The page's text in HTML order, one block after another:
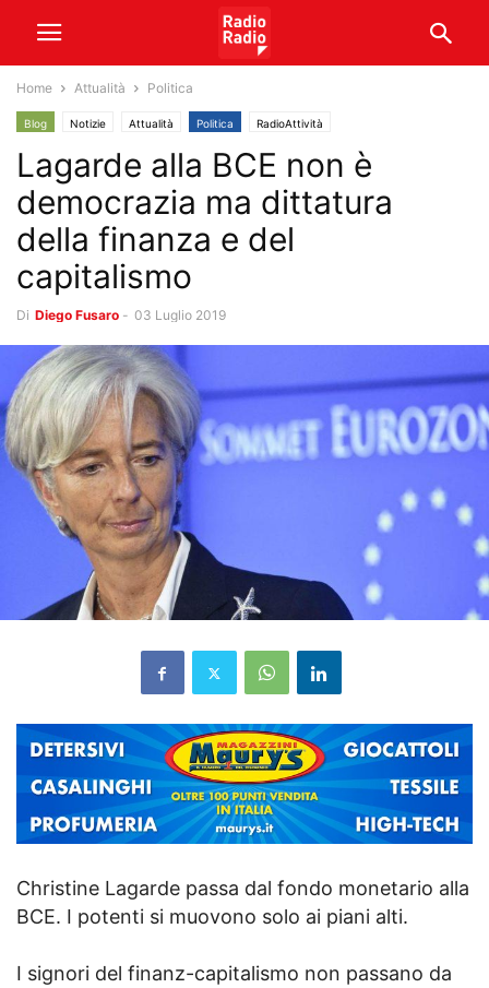
Home Attualità Politica
Blog Notizie Attualità Politica RadioAttività
Lagarde alla BCE non è
democrazia ma dittatura
della finanza e del
capitalismo
Di Diego Fusaro - 03 Luglio 2019
Christine Lagarde passa dal fondo monetario alla
BCE. I potenti si muovono solo ai piani alti.
I signori del finanz-capitalismo non passano da